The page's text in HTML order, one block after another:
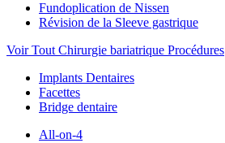
Fundoplication de Nissen
Révision de la Sleeve gastrique
Voir Tout Chirurgie bariatrique Procédures
Implants Dentaires
Facettes
Bridge dentaire
All-on-4